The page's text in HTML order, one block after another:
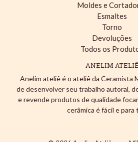
Moldes e
Esmaltes
Torno
Devoluções
Todos os
ANELIM ATELIÊ
Anelim ateliê é o ateliê da Ceramista
de desenvolver seu trabalho autoral,
e revende produtos de qualidade
cerâmica é fácil e para